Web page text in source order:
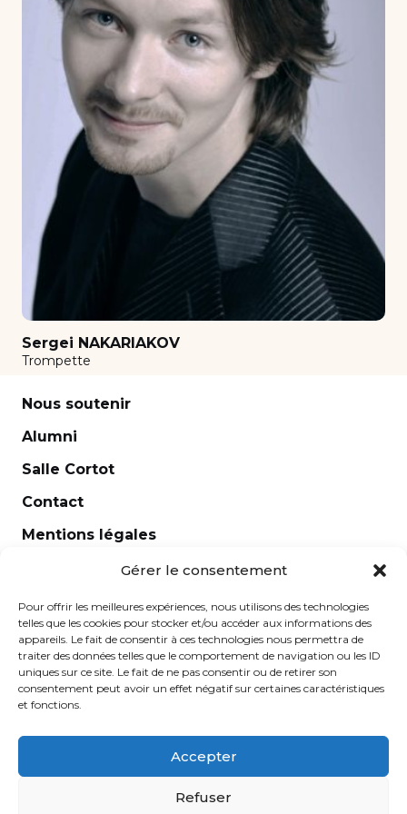
Gérer le consentement
Pour offrir les meilleures expériences, nous utilisons des technologies
telles que les cookies pour stocker et/ou accéder aux informations des
appareils. Le fait de consentir à ces technologies nous permettra de
traiter des données telles que le comportement de navigation ou les ID
uniques sur ce site. Le fait de ne pas consentir ou de retirer son
consentement peut avoir un effet négatif sur certaines caractéristiques
et fonctions.
Accepter
Refuser
Comédie Musicale
Composition
Composition de musique de film
Contemporain
Contrebasse
Contrepoint - Fugue
Cor
Déchiffrage
Déchiffrage spécialisé répertoire orchestre
Déchiffrage spécialisé répertoire orchestre
violoncelle et contrebasse
Diction (chanteurs)
Ensemble vocaux
Esthétique et analyse
Etude de rôles et diction lyrique
Flûte traversière
Guitare
Harmonie
Harmonisation au clavier
Harpe
Histoire de la musique
Histoire de la musique / Harmonie Jazz
Sergei NAKARIAKOV
Trompette
Nous soutenir
Alumni
Salle Cortot
Contact
Mentions légales
Caroline de Vibraye